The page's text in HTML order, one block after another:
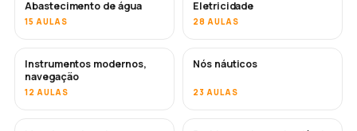
Abastecimento de água
15 AULAS
Eletricidade
28 AULAS
Instrumentos modernos,
navegação
12 AULAS
Nós náuticos
23 AULAS